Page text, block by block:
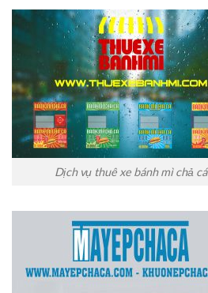
Dịch vụ thuê xe bánh mì chả cá